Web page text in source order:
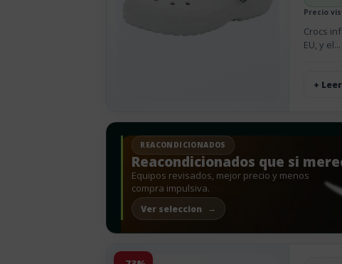
Precio
Crocs
EU, y el...
+
REACONDICIONADOS
Reacondicionados que si
Equipos revisados, mejor precio y menos
compra impulsiva.
Ver seleccion